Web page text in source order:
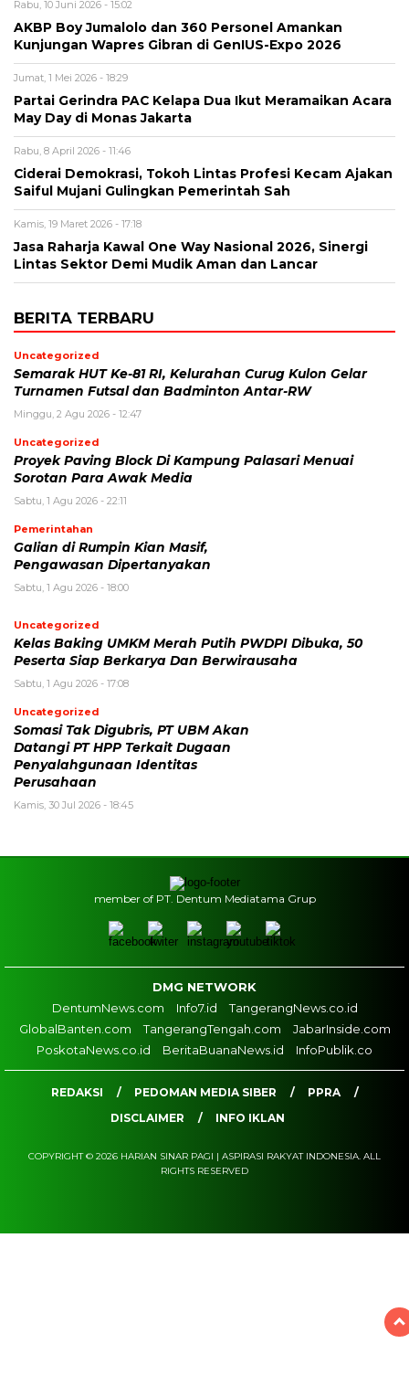
Rabu, 10 Juni 2026 - 15:02
AKBP Boy Jumalolo dan 360 Personel Amankan
Kunjungan Wapres Gibran di GenIUS-Expo 2026
Jumat, 1 Mei 2026 - 18:29
Partai Gerindra PAC Kelapa Dua Ikut Meramaikan Acara
May Day di Monas Jakarta
Rabu, 8 April 2026 - 11:46
Ciderai Demokrasi, Tokoh Lintas Profesi Kecam Ajakan
Saiful Mujani Gulingkan Pemerintah Sah
Kamis, 19 Maret 2026 - 17:18
Jasa Raharja Kawal One Way Nasional 2026, Sinergi
Lintas Sektor Demi Mudik Aman dan Lancar
BERITA TERBARU
Uncategorized
Semarak HUT Ke-81 RI, Kelurahan Curug Kulon Gelar
Turnamen Futsal dan Badminton Antar-RW
Minggu, 2 Agu 2026 - 12:47
Uncategorized
Proyek Paving Block Di Kampung Palasari Menuai
Sorotan Para Awak Media
Sabtu, 1 Agu 2026 - 22:11
Pemerintahan
Galian di Rumpin Kian Masif,
Pengawasan Dipertanyakan
Sabtu, 1 Agu 2026 - 18:00
Uncategorized
Kelas Baking UMKM Merah Putih PWDPI Dibuka, 50
Peserta Siap Berkarya Dan Berwirausaha
Sabtu, 1 Agu 2026 - 17:08
Uncategorized
Somasi Tak Digubris, PT UBM Akan
Datangi PT HPP Terkait Dugaan
Penyalahgunaan Identitas
Perusahaan
Kamis, 30 Jul 2026 - 18:45
member of PT. Dentum Mediatama Grup
DMG NETWORK
DentumNews.com
Info7.id
TangerangNews.co.id
GlobalBanten.com
TangerangTengah.com
JabarInside.com
PoskotaNews.co.id
BeritaBuanaNews.id InfoPublik.co
REDAKSI PEDOMAN MEDIA SIBER
PPRA
DISCLAIMER
INFO IKLAN
COPYRIGHT © 2026 HARIAN SINAR PAGI | ASPIRASI RAKYAT INDONESIA. ALL
RIGHTS RESERVED